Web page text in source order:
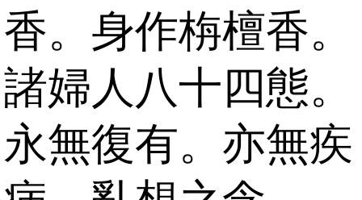
香。身作栴檀香。
諸婦人八十四態。
永無復有。亦無疾